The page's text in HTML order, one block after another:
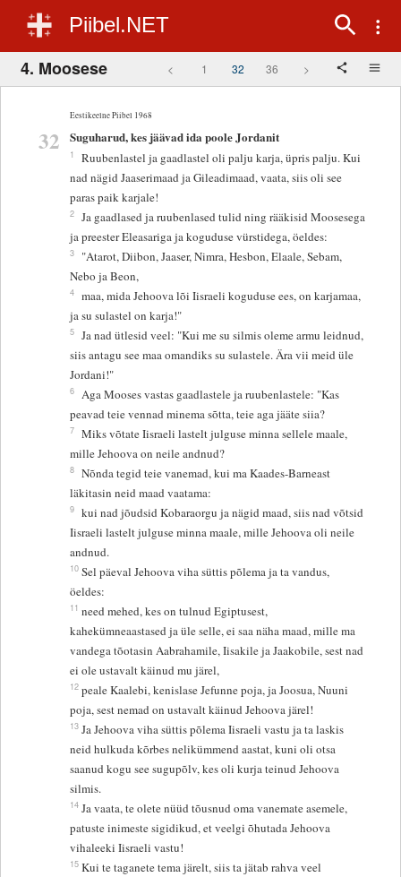
Piibel.NET
4. Moosese < 1 32 36 >
Eestikeelne Piibel 1968
32 Suguharud, kes jäävad ida poole Jordanit
1
Ruubenlastel ja gaadlastel oli palju karja, üpris palju. Kui
nad nägid Jaaserimaad ja Gileadimaad, vaata, siis oli see
paras paik karjale!
2 Ja gaadlased ja ruubenlased tulid ning rääkisid Moosesega
ja preester Eleasariga ja koguduse vürstidega, öeldes:
3
"Atarot, Diibon, Jaaser, Nimra, Hesbon, Elaale, Sebam,
Nebo ja Beon,
4 maa, mida Jehoova lõi Iisraeli koguduse ees, on karjamaa,
ja su sulastel on karja!"
5 Ja nad ütlesid veel: "Kui me su silmis oleme armu leidnud,
siis antagu see maa omandiks su sulastele. Ära vii meid üle
Jordani!"
6 Aga Mooses vastas gaadlastele ja ruubenlastele: "Kas
peavad teie vennad minema sõtta, teie aga jääte siia?
7 Miks võtate Iisraeli lastelt julguse minna sellele maale,
mille Jehoova on neile andnud?
8 Nõnda tegid teie vanemad, kui ma Kaades-Barneast
läkitasin neid maad vaatama:
9 kui nad jõudsid Kobaraorgu ja nägid maad, siis nad võtsid
Iisraeli lastelt julguse minna maale, mille Jehoova oli neile
andnud.
10 Sel päeval Jehoova viha süttis põlema ja ta vandus,
öeldes:
11 need mehed, kes on tulnud Egiptusest,
kahekümneaastased ja üle selle, ei saa näha maad, mille ma
vandega tõotasin Aabrahamile, Iisakile ja Jaakobile, sest nad
ei ole ustavalt käinud mu järel,
12 peale Kaalebi, kenislase Jefunne poja, ja Joosua, Nuuni
poja, sest nemad on ustavalt käinud Jehoova järel!
13 Ja Jehoova viha süttis põlema Iisraeli vastu ja ta laskis
neid hulkuda kõrbes nelikümmend aastat, kuni oli otsa
saanud kogu see sugupõlv, kes oli kurja teinud Jehoova
silmis.
14 Ja vaata, te olete nüüd tõusnud oma vanemate asemele,
patuste inimeste sigidikud, et veelgi õhutada Jehoova
vihaleeki Iisraeli vastu!
15 Kui te taganete tema järelt, siis ta jätab rahva veel